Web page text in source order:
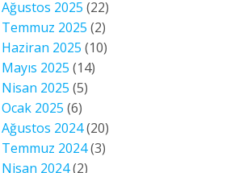
Ağustos 2025 (22)
Temmuz 2025 (2)
Haziran 2025 (10)
Mayıs 2025 (14)
Nisan 2025 (5)
Ocak 2025 (6)
Ağustos 2024(20)
Temmuz 2024(3)
Nisan 2024(2)